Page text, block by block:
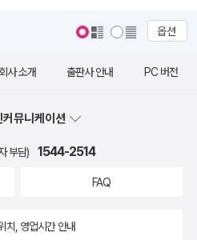
옵션
사 소개 출판사 안내 PC 버전
뮤니케이션
부담) 1544-2514
FAQ
치, 영업시간 안내